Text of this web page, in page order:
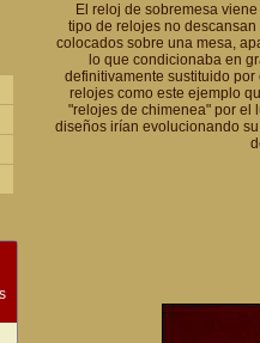
El reloj de sobremesa
tipo de relojes no
colocados sobre una mesa,
lo que condicionaba en
definitivamente sustituido
relojes como este ejemplo
"relojes de chimenea" por el
diseños irían evolucionando